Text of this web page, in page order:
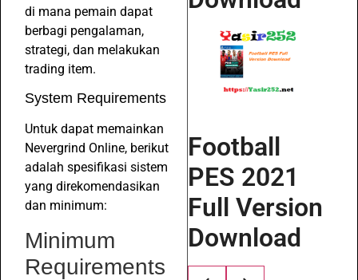
di mana pemain dapat
berbagi pengalaman,
strategi, dan melakukan
trading item.
System Requirements
Untuk dapat memainkan
Nevergrind Online, berikut
adalah spesifikasi sistem
yang direkomendasikan
dan minimum:
Minimum
Requirements
Football
PES 2021
Full Version
Download